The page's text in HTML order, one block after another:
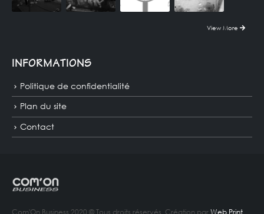
View More
INFORMATIONS
Politique de confidentialité
Plan du site
Contact
Com'On Business 2020 © Tous droits réservés. Création par Web Print